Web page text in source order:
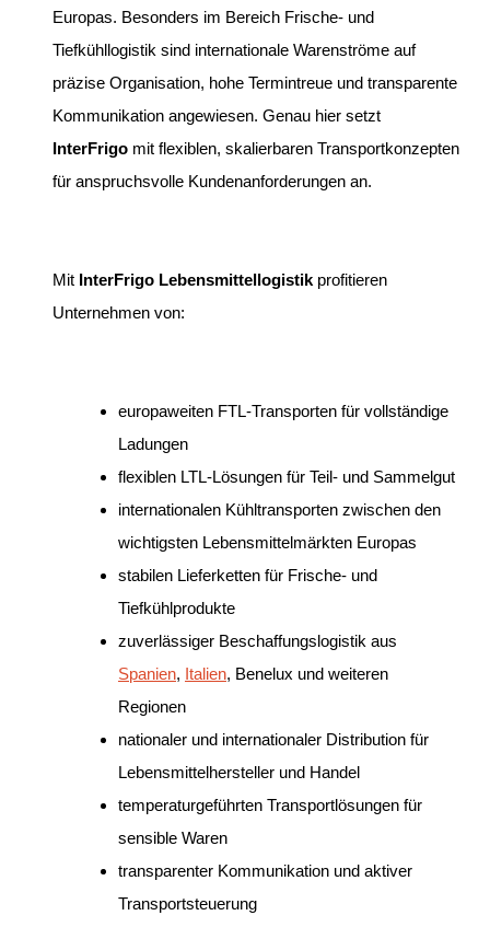
Europas. Besonders im Bereich Frische- und
Tiefkühllogistik sind internationale Warenströme auf
präzise Organisation, hohe Termintreue und transparente
Kommunikation angewiesen. Genau hier setzt
InterFrigo mit flexiblen, skalierbaren Transportkonzepten
für anspruchsvolle Kundenanforderungen an.
Mit InterFrigo Lebensmittellogistikprofitieren
Unternehmen von:
europaweiten FTL-Transporten für vollständige
Ladungen
flexiblen LTL-Lösungen für Teil- und Sammelgut
internationalen Kühltransporten zwischen den
wichtigsten Lebensmittelmärkten Europas
stabilen Lieferketten für Frische- und
Tiefkühlprodukte
zuverlässiger Beschaffungslogistik aus
Spanien, Italien, Benelux und weiteren
Regionen
nationaler und internationaler Distribution für
Lebensmittelhersteller und Handel
temperaturgeführten Transportlösungen für
sensible Waren
transparenter Kommunikation und aktiver
Transportsteuerung